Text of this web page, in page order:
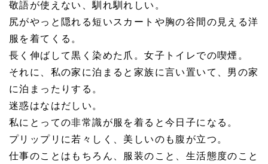
敬語が使えない、馴れ馴れしい。
尻がやっと隠れる短いスカートや胸の谷間の見える洋
服を着てくる。
長く伸ばして黒く染めた爪。女子トイレでの喫煙。
それに、私の家に泊まると家族に言い置いて、男の家
に泊まったりする。
迷惑はなはだしい。
私にとっての非常識が服を着ると今日子になる。
プリップリに若々しく、美しいのも腹が立つ。
仕事のことはもちろん、服装のこと、生活態度のこと